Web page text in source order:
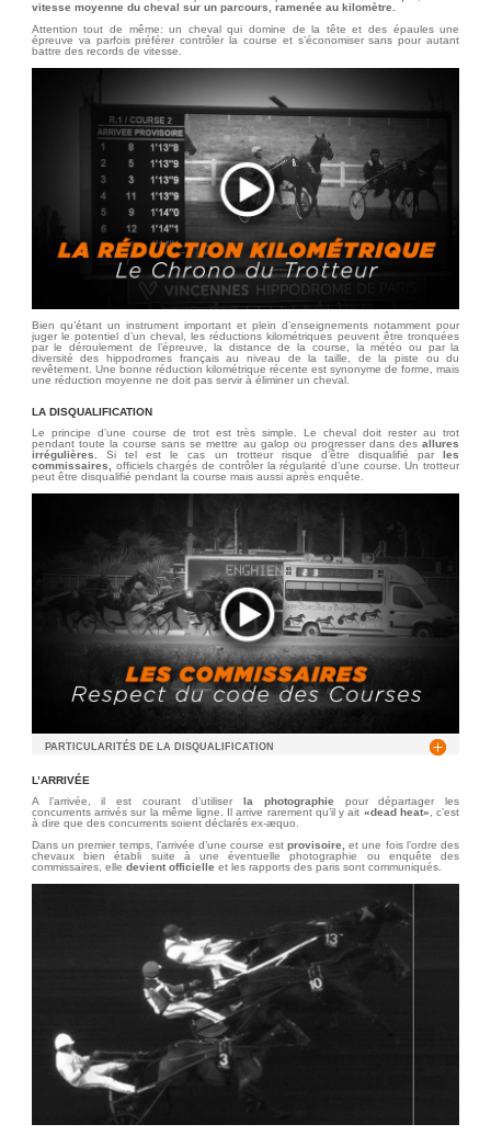
vitesse moyenne du cheval sur un parcours, ramenée au kilomètre.
Attention tout de même: un cheval qui domine de la tête et des épaules une
épreuve va parfois préférer contrôler la course et s’économiser sans pour autant
battre des records de vitesse.
Bien qu’étant un instrument important et plein d’enseignements notamment pour
juger le potentiel d’un cheval, les réductions kilométriques peuvent être tronquées
par le déroulement de l’épreuve, la distance de la course, la météo ou par la
diversité des hippodromes français au niveau de la taille, de la piste ou du
revêtement. Une bonne réduction kilométrique récente est synonyme de forme, mais
une réduction moyenne ne doit pas servir à éliminer un cheval.
LA DISQUALIFICATION
Le principe d’une course de trot est très simple. Le cheval doit rester au trot
pendant toute la course sans se mettre au galop ou progresser dans desallures
irrégulières. Si tel est le cas un trotteur risque d’être disqualifié par les
commissaires, officiels chargés de contrôler la régularité d’une course. Un trotteur
peut être disqualifié pendant la course mais aussi après enquête.
PARTICULARITÉS DE LA DISQUALIFICATION
L’ARRIVÉE
A l’arrivée, il est courant d’utiliser la photographie pour départager les
concurrents arrivés sur la même ligne. Il arrive rarement qu’il y ait «dead heat» , c’est
à dire que des concurrents soient déclarés ex-æquo.
Dans un premier temps, l’arrivée d’une course est provisoire,
et une fois l’ordre des
chevaux bien établi suite à une éventuelle photographie ou enquête des
commissaires, elle devient officielle et les rapports des paris sont communiqués.